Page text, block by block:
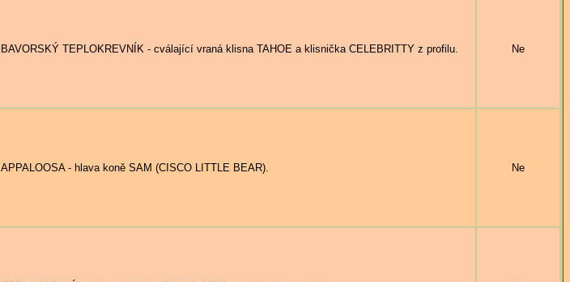
BAVORSKÝ TEPLOKREVNÍK - cválající vraná klisna TAHOE a klisnička CELEBRITTY z profilu. Ne
APPALOOSA - hlava koně SAM (CISCO LITTLE BEAR). Ne